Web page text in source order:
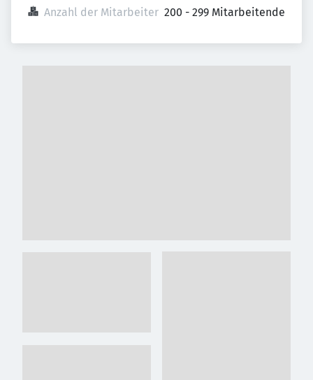
Anzahl der Mitarbeiter 200 - 299 Mitarbeitende